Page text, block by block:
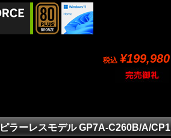
税込 ¥199,980
ラーレスモデル GP7A-C260B/A/CP1